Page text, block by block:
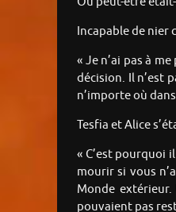
Incapable de nier
« Je n’ai pas à
décision. Il n’est
n’importe où
Tesfia et Alice
« C’est pourquoi
mourir si vous
Monde
pouvaient pas